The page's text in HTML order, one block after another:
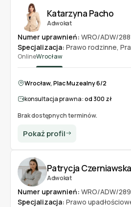
Adwokat
Katarzyna Pacho
Numer uprawnień: WRO/ADW/
Specjalizacja: Prawo rodzinne,
OnlineWrocław
Wrocław, Plac Muzealny 6/2
konsultacja prawna:od 300 zł
Brak dostępnych terminów.
Pokaż profil
Adwokat
Patrycja Czerniawska
Numer uprawnień: WRO/ADW/
Specjalizacja: Prawo